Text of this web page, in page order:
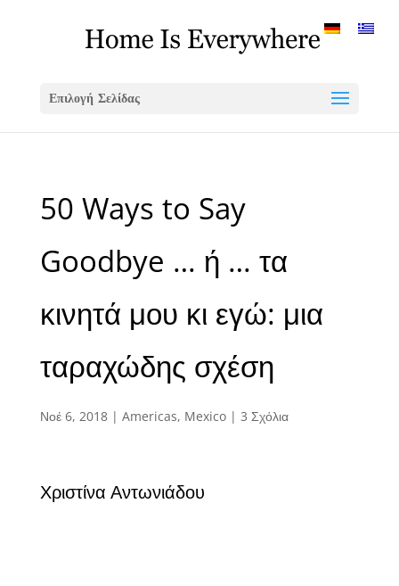
Επιλογή Σελίδας
50 Ways to Say
Goodbye … ή … τα
κινητά μου κι εγώ: μια
ταραχώδης σχέση
Νοέ 6, 2018| Americas, Mexico| 3 Σχόλια
Χριστίνα Αντωνιάδου